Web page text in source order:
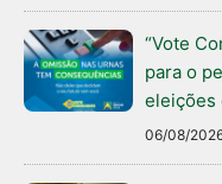
“Vote
para o
eleições
06/08/